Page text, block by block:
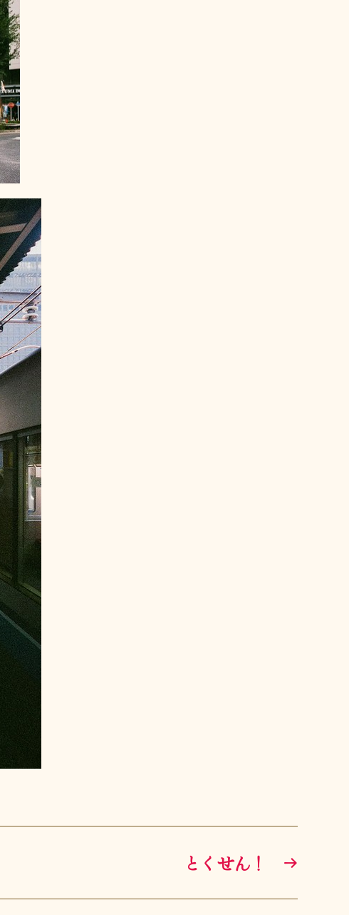
→
とくせん！